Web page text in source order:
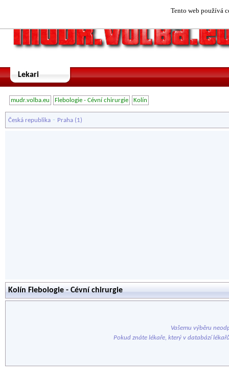
Tento web používá
Lekari
mudr.volba.eu Flebologie - Cévní chirurgie Kolín
Česká republika - Praha (1)
Kolín Flebologie - Cévní chirurgie
Vašemu výběru
Pokud znáte lékaře, který v databází